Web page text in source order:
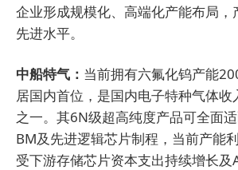
企业形成规模化、高端化产能布局，
先进水平。
中船特气： 当前拥有六氟化钨产能
居国内首位，是国内电子特种气体收
之一。其6N级超高纯度产品可全面
BM及先进逻辑芯片制程，当前产能
受下游存储芯片资本支出持续增长